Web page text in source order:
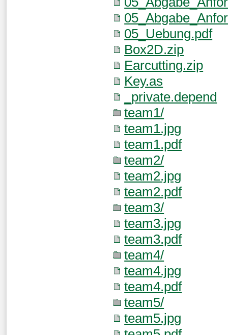
05_Uebung.pdf
Box2D.zip
Earcutting.zip
Key.as
_private.depend
team1/
team1.jpg
team1.pdf
team2/
team2.jpg
team2.pdf
team3/
team3.jpg
team3.pdf
team4/
team4.jpg
team4.pdf
team5/
team5.jpg